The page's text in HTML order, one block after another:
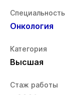
Специальность
Онкология
Категория
Высшая
Стаж работы